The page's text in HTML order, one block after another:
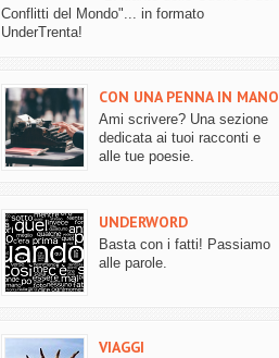
Conflitti del Mondo"... in formato
UnderTrenta!
CON UNA PENNA IN MANO
Ami scrivere? Una sezione
dedicata ai tuoi racconti e
alle tue poesie.
UNDERWORD
Basta con i fatti! Passiamo
alle parole.
VIAGGI